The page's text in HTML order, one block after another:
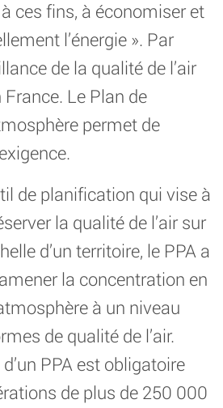
ces fins, à économiser et
l’énergie ». Par
de la qualité de l’air
Le Plan de
permet de
de planification qui vise à
la qualité de l’air sur
d’un territoire, le PPA a
la concentration en
à un niveau
de qualité de l’air.
PPA est obligatoire
de plus de 250 000